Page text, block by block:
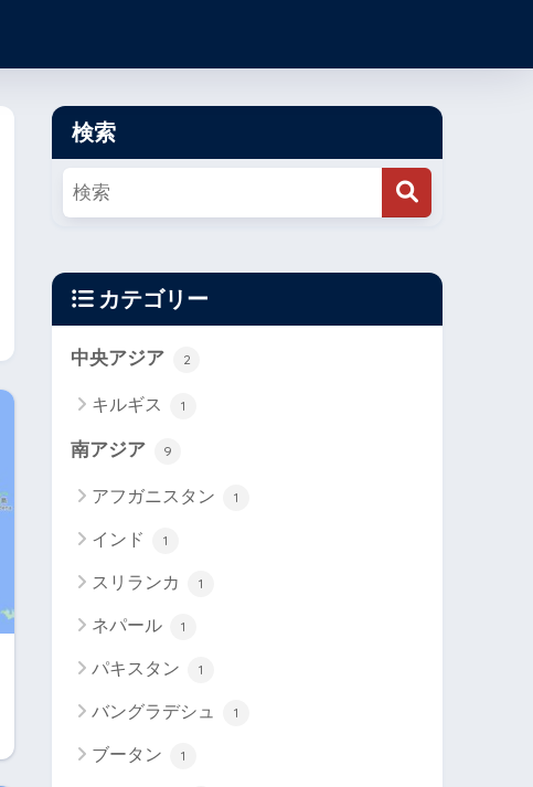
検索
カテゴリー
中央アジア 2
キルギス 1
南アジア 9
アフガニスタン 1
インド 1
スリランカ 1
ネパール 1
パキスタン 1
バングラデシュ 1
ブータン 1